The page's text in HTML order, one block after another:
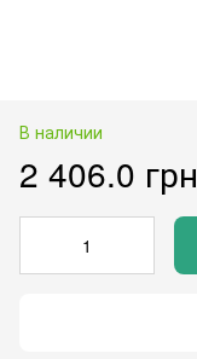
В наличии
2 406.0 грн